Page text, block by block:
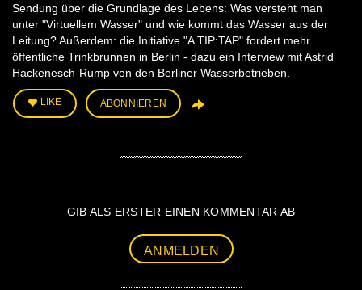
Sendung über die Grundlage des Lebens: Was versteht man
unter "Virtuellem Wasser" und wie kommt das Wasser aus der
Leitung? Außerdem: die Initiative "A TIP:TAP" fordert mehr
öffentliche Trinkbrunnen in Berlin - dazu ein Interview mit Astrid
Hackenesch-Rump von den Berliner Wasserbetrieben.
LIKE ABONNIEREN
GIB ALS ERSTER EINEN KOMMENTAR AB
ANMELDEN